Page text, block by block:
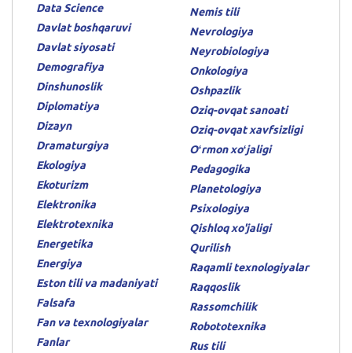
Data Science
Davlat boshqaruvi
Davlat siyosati
Demografiya
Dinshunoslik
Diplomatiya
Dizayn
Dramaturgiya
Ekologiya
Ekoturizm
Elektronika
Elektrotexnika
Energetika
Energiya
Eston tili va madaniyati
Falsafa
Fan va texnologiyalar
Fanlar
Nemis tili
Nevrologiya
Neyrobiologiya
Onkologiya
Oshpazlik
Oziq-ovqat sanoati
Oziq-ovqat xavfsizligi
Oʻrmon xoʻjaligi
Pedagogika
Planetologiya
Psixologiya
Qishloq xo'jaligi
Qurilish
Raqamli texnologiyalar
Raqqoslik
Rassomchilik
Robototexnika
Rus tili